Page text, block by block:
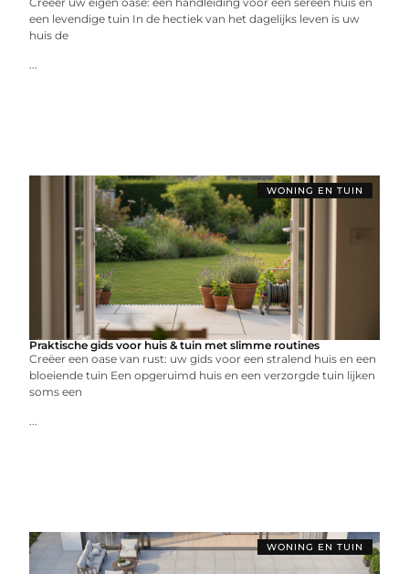
een levendige tuin In de hectiek van het dagelijks leven is uw
huis de
...
WONING EN TUIN
Praktische gids voor huis & tuin met slimme routines
Creëer een oase van rust: uw gids voor een stralend huis en een
bloeiende tuin Een opgeruimd huis en een verzorgde tuin lijken
soms een
...
WONING EN TUIN